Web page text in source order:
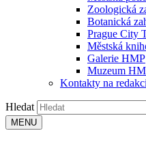
Zoologická
Botanická
Prague City
Městská
Galerie HMP
Muzeum
Kontakty na
Hledat
MENU